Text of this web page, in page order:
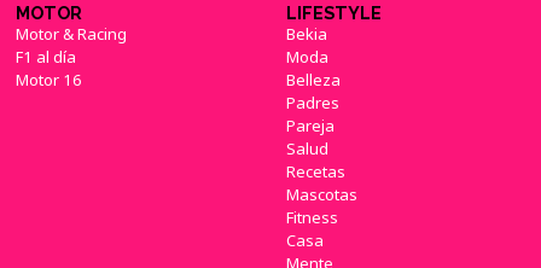
MOTOR
Motor & Racing
F1 al día
Motor 16
LIFESTYLE
Bekia
Moda
Belleza
Padres
Pareja
Salud
Recetas
Mascotas
Fitness
Casa
Mente